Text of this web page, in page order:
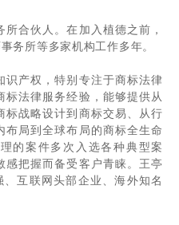
合伙人。在加入植德之前，
务所等多家机构工作多年。
识产权，特别专注于商标法律
法律服务经验，能够提供从
战略设计到商标交易、从行
局到全球布局的商标全生命
的案件多次入选各种典型案
把握而备受客户青睐。王亭
互联网头部企业、海外知名